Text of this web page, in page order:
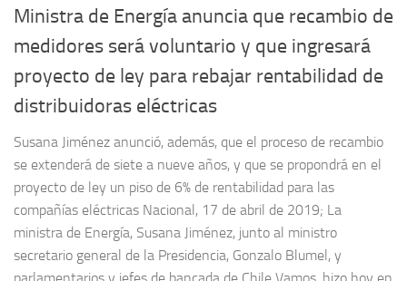
Ministra de Energía anuncia que recambio de
medidores será voluntario y que ingresará
proyecto de ley para rebajar rentabilidad de
distribuidoras eléctricas
Susana Jiménez anunció, además, que el proceso de recambio
se extenderá de siete a nueve años, y que se propondrá en el
proyecto de ley un piso de 6% de rentabilidad para las
compañías eléctricas Nacional, 17 de abril de 2019; La
ministra de Energía, Susana Jiménez, junto al ministro
secretario general de la Presidencia, Gonzalo Blumel, y